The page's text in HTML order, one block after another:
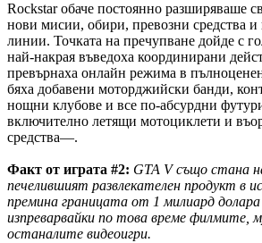
Rockstar обаче постоянно разширяваше
нови мисии, обири, превозни средства
линии. Точката на пречупване дойдe с
най-накрая въведоха координирани
превърнаха онлайн режима в
бяха добавени моторджийски банди,
нощни клубове и все по-абсурдни
включително летящи мотоциклети и
средства—.
Факт от играта #2: GTA V също стана
печелившият развлекателен продукт в
премина границата от 1 милиард
изпреварвайки по това време филмите,
останалите видеоигри.